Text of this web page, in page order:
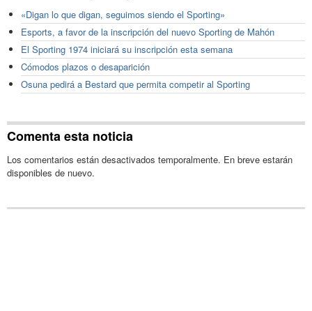
«Digan lo que digan, seguimos siendo el Sporting»
Esports, a favor de la inscripción del nuevo Sporting de Mahón
El Sporting 1974 iniciará su inscripción esta semana
Cómodos plazos o desaparición
Osuna pedirá a Bestard que permita competir al Sporting
Comenta esta noticia
Los comentarios están desactivados temporalmente. En breve estarán
disponibles de nuevo.